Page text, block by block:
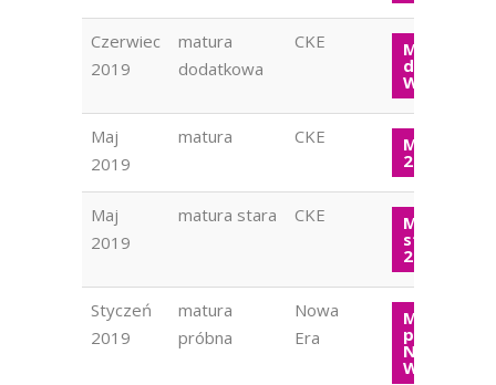
Czerwiec
2019
matura
dodatkowa
CKE Matura
WOS 2019
Maj
2019
matura CKE Matura
2019
Maj
2019
matura stara CKE Matura
stara WOS
2019
Styczeń
2019
matura
próbna
Nowa
Era
Matura
próbna
Nowa Era
WOS 2019